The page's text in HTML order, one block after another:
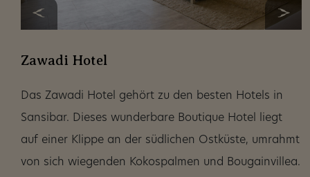
Zawadi Hotel
Das Zawadi Hotel gehört zu den besten Hotels in
Sansibar. Dieses wunderbare Boutique Hotel liegt
auf einer Klippe an der südlichen Ostküste, umrahmt
von sich wiegenden Kokospalmen und Bougainvillea.